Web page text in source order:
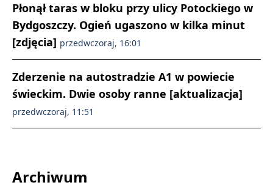
Płonął taras w bloku przy ulicy Potockiego w
Bydgoszczy. Ogień ugaszono w kilka minut
[zdjęcia] przedwczoraj, 16:01
Zderzenie na autostradzie A1 w powiecie
świeckim. Dwie osoby ranne [aktualizacja]
przedwczoraj, 11:51
Archiwum